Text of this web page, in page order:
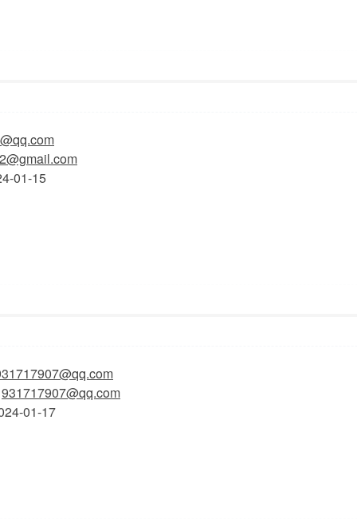
01-15
931717907@qq.com
01-17